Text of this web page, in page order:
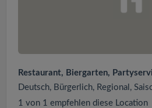
Restaurant, Biergarten,
Deutsch, Bürgerlich, Regional,
1 von 1 empfehlen diese Location